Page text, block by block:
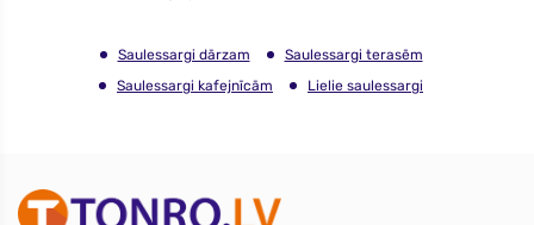
Saulessargi dārzam
Saulessargi terasēm
Saulessargi kafejnīcām
Lielie saulessargi